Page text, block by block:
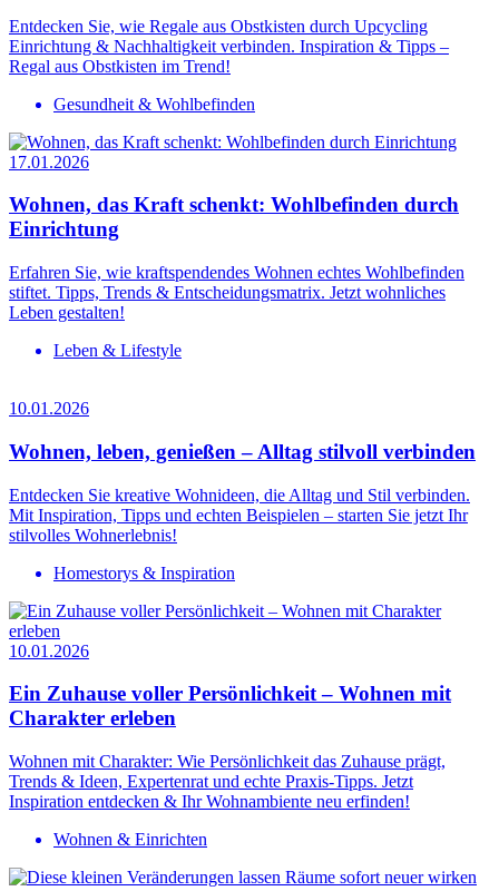
Entdecken Sie, wie Regale aus Obstkisten durch Upcycling
Einrichtung & Nachhaltigkeit verbinden. Inspiration & Tipps –
Regal aus Obstkisten im Trend!
Gesundheit & Wohlbefinden
17.01.2026
Wohnen, das Kraft schenkt: Wohlbefinden durch
Einrichtung
Erfahren Sie, wie kraftspendendes Wohnen echtes Wohlbefinden
stiftet. Tipps, Trends & Entscheidungs­matrix. Jetzt wohnliches
Leben gestalten!
Leben & Lifestyle
10.01.2026
Wohnen, leben, genießen – Alltag stilvoll verbinden
Entdecken Sie kreative Wohnideen, die Alltag und Stil verbinden.
Mit Inspiration, Tipps und echten Beispielen – starten Sie jetzt Ihr
stilvolles Wohnerlebnis!
Homestorys & Inspiration
10.01.2026
Ein Zuhause voller Persönlichkeit – Wohnen mit
Charakter erleben
Wohnen mit Charakter: Wie Persönlichkeit das Zuhause prägt,
Trends & Ideen, Expertenrat und echte Praxis-Tipps. Jetzt
Inspiration entdecken & Ihr Wohnambiente neu erfinden!
Wohnen & Einrichten